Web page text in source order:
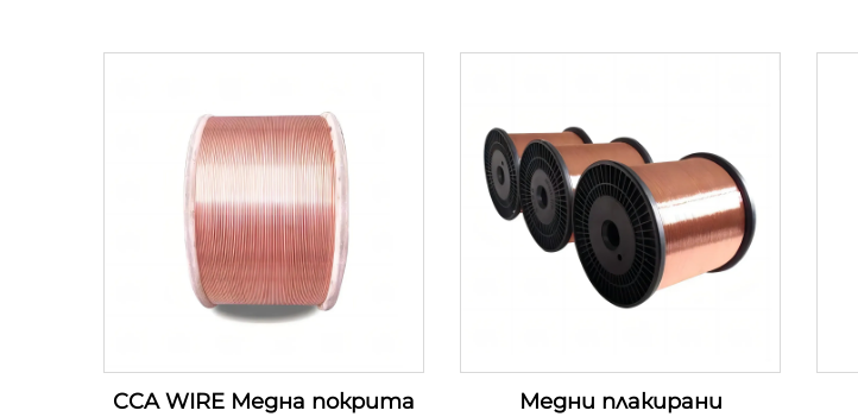
CCA WIRE Медна покрита
Медни плакирани